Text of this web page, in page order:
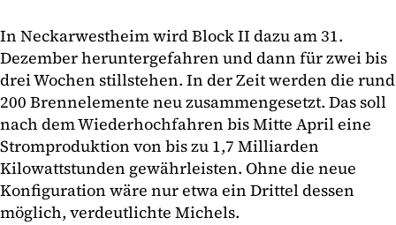
In Neckarwestheim wird Block II dazu am 31.
Dezember heruntergefahren und dann für zwei bis
drei Wochen stillstehen. In der Zeit werden die rund
200 Brennelemente neu zusammengesetzt. Das soll
nach dem Wiederhochfahren bis Mitte April eine
Stromproduktion von bis zu 1,7 Milliarden
Kilowattstunden gewährleisten. Ohne die neue
Konfiguration wäre nur etwa ein Drittel dessen
möglich, verdeutlichte Michels.